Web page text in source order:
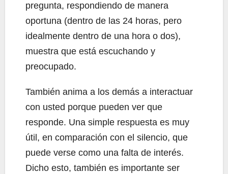
pregunta, respondiendo de manera
oportuna (dentro de las 24 horas, pero
idealmente dentro de una hora o dos),
muestra que está escuchando y
preocupado.
También anima a los demás a interactuar
con usted porque pueden ver que
responde. Una simple respuesta es muy
útil, en comparación con el silencio, que
puede verse como una falta de interés.
Dicho esto, también es importante ser